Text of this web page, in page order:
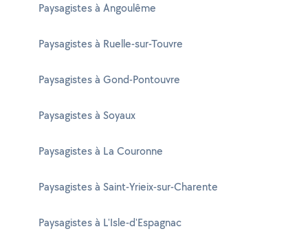
Paysagistes à Angoulême
Paysagistes à Ruelle-sur-Touvre
Paysagistes à Gond-Pontouvre
Paysagistes à Soyaux
Paysagistes à La Couronne
Paysagistes à Saint-Yrieix-sur-Charente
Paysagistes à L'Isle-d'Espagnac